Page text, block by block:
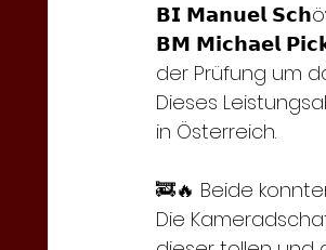
𝗕𝗜 𝗠𝗮𝗻𝘂𝗲𝗹
𝗕𝗠 𝗠𝗶𝗰𝗵𝗮𝗲𝗹
der Prüfung um
Dieses
in Österreich.
🚒🔥 Beide
Die